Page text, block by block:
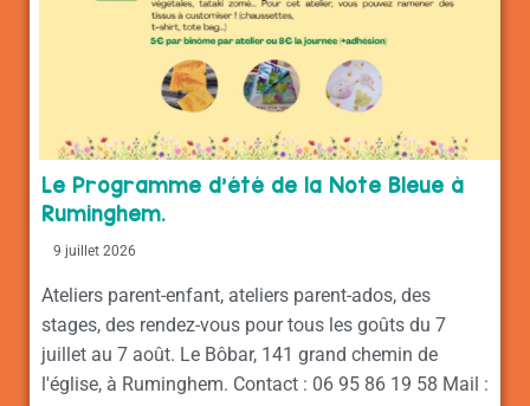
Le Programme d’été de la Note Bleue à
Ruminghem.
9 juillet 2026
Ateliers parent-enfant, ateliers parent-ados, des
stages, des rendez-vous pour tous les goûts du 7
juillet au 7 août. Le Bôbar, 141 grand chemin de
l'église, à Ruminghem. Contact : 06 95 86 19 58 Mail :